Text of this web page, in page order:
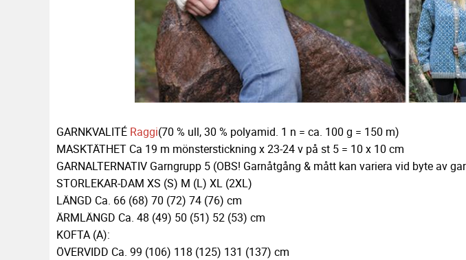
GARNKVALITÉ Raggi(70 % ull, 30 % polyamid. 1 n = ca. 100 g = 150 m)
MASKTÄTHET Ca 19 m mönsterstickning x 23-24 v på st 5 = 10 x 10 cm
GARNALTERNATIV Garngrupp 5 (OBS! Garnåtgång & mått kan variera vid byte av
STORLEKAR-DAM XS (S) M (L) XL (2XL)
LÄNGD Ca. 66 (68) 70 (72) 74 (76) cm
ÄRMLÄNGD Ca. 48 (49) 50 (51) 52 (53) cm
KOFTA (A):
ÖVERVIDD Ca. 99 (106) 118 (125) 131 (137) cm